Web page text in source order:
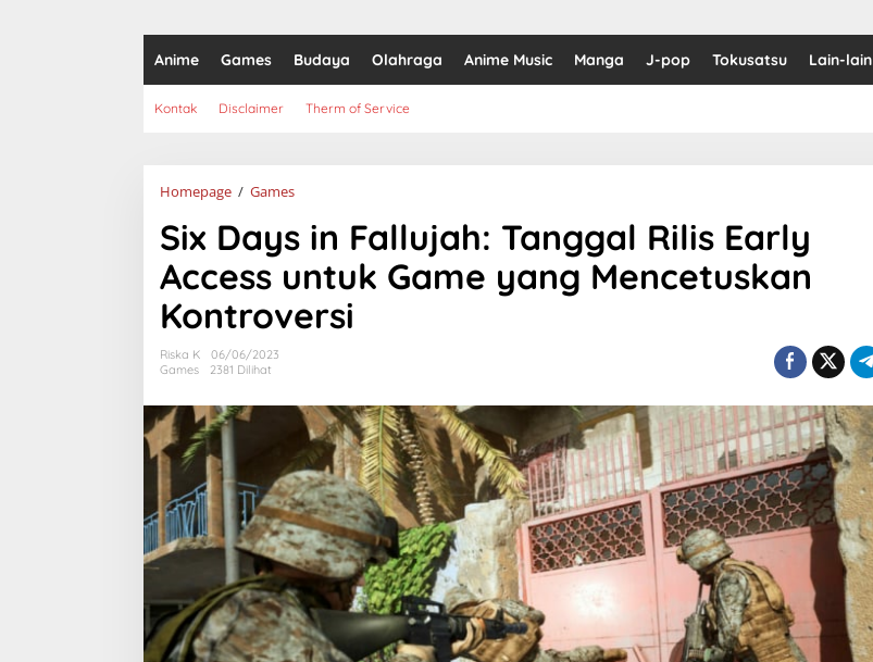
Anime Games Budaya Olahraga Anime Music Manga J-pop Tokusatsu Lain-lain
Kontak Disclaimer Therm of Service
Homepage / GamesSix
in
Fallujah:
Tanggal
Rilis
Early
Access
Mencetuskan
Kontroversi
Six Days in Fallujah: Tanggal Rilis Early
Access untuk Game yang Mencetuskan
Kontroversi
Riska K
06/06/2023
Games
2381 Dilihat